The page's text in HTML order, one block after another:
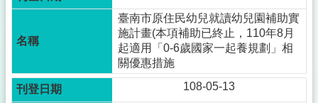
臺南市原住民幼兒就讀幼兒園補助實
施計畫(本項補助已終止，110年8月
起適用「0-6歲國家一起養規劃」相
關優惠措施
108-05-13